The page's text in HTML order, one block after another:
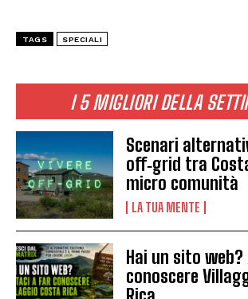
I 5 MIGLIORI DELLA
Scenari
off‑grid tra
micro comunità
LA TUA MENTE
Hai un sito
conoscere
TAGS SPECIALI